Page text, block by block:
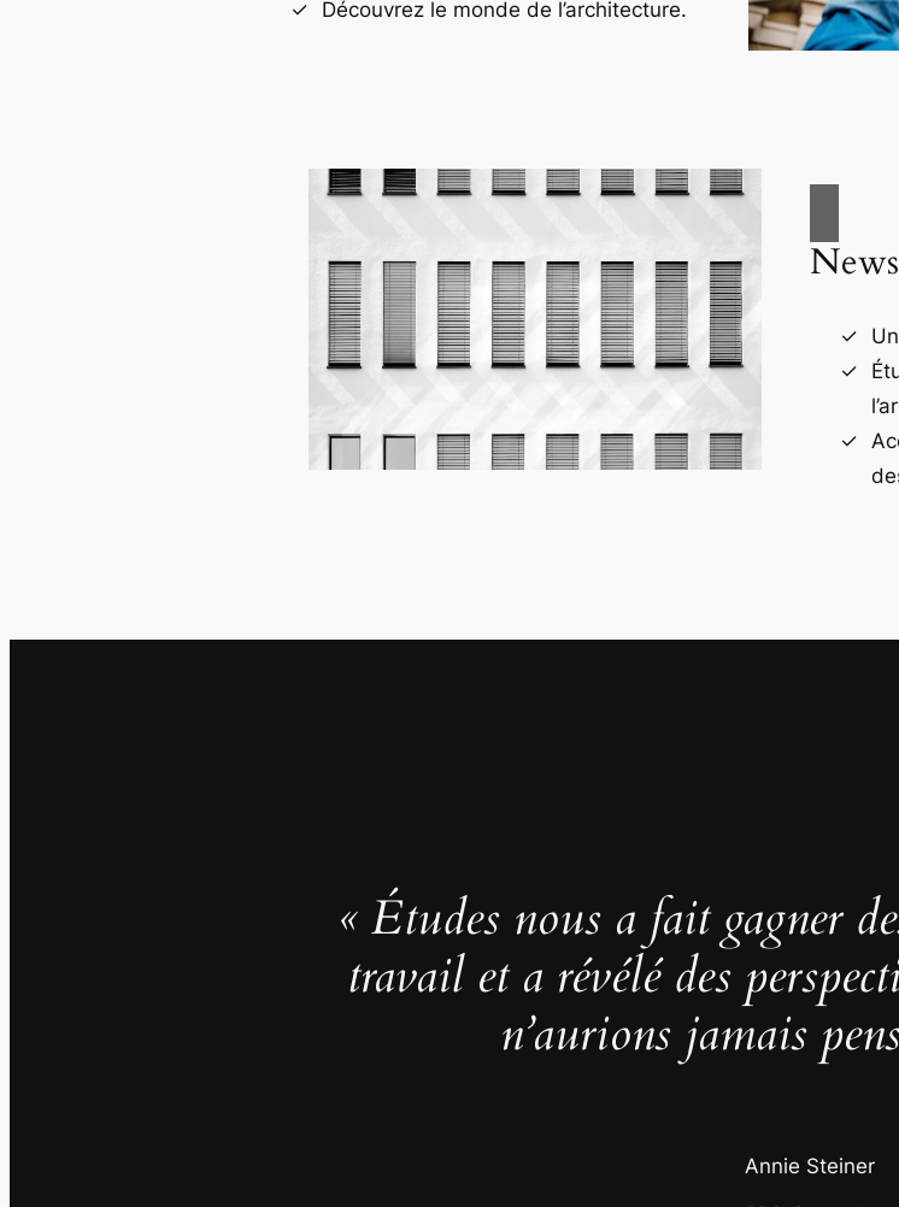
Découvrez le monde de l’architecture.
« Études nous a fait gagner
travail et a révélé des
n’aurions jamais
Annie Steiner